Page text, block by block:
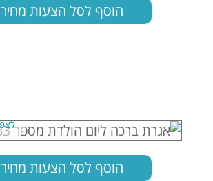
הוסף לסל הצעות מחיר
הוסף לסל הצעות מחיר